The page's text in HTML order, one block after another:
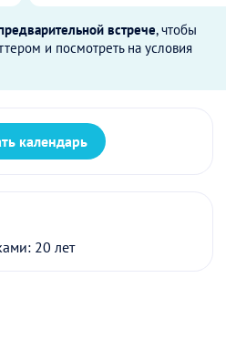
встрече, чтобы
и посмотреть на условия
календарь
20 лет